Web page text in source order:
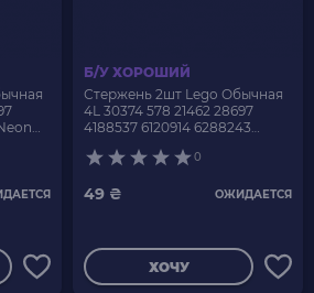
Б/У ХОРОШИЙ
Стержень 2шт Lego Обычная
4L 30374 578 21462 28697
4188537 6120914 6288243
0
49 ₴ ОЖИДАЕТСЯ
ХОЧУ